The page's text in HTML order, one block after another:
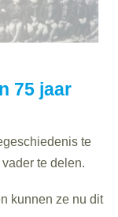
75 jaar
te
te delen.
kunnen ze nu dit